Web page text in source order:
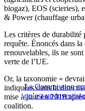
biogaz), EOS (scieries),
& Power (chauffage
Les critères de durabilité
requête. Énoncés dans
renouvelables, ils ne
verte de l’UE.
La Commission
qu’est un
Or, la taxonomie «
indiquées dans la
mise à jour en 2018
coalition.